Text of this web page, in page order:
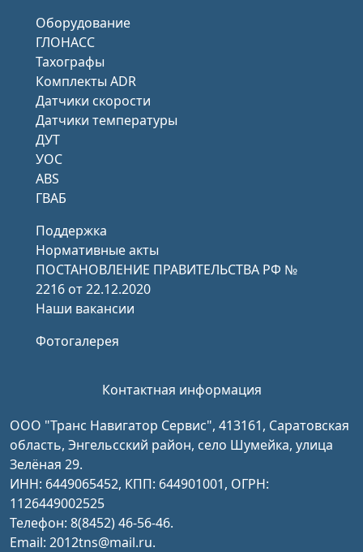
Оборудование
ГЛОНАСС
Тахографы
Комплекты ADR
Датчики скорости
Датчики температуры
ДУТ
УОС
ABS
ГВАБ
Поддержка
Нормативные акты
ПОСТАНОВЛЕНИЕ ПРАВИТЕЛЬСТВА РФ №
2216 от 22.12.2020
Наши вакансии
Фотогалерея
Контактная информация
ООО "Транс Навигатор Сервис", 413161, Саратовская
область, Энгельсский район, село Шумейка, улица
Зелёная 29.
ИНН: 6449065452, КПП: 644901001, ОГРН:
1126449002525
Телефон: 8(8452) 46-56-46.
Email: 2012tns@mail.ru.